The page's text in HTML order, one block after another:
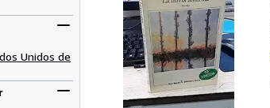
Unidos de